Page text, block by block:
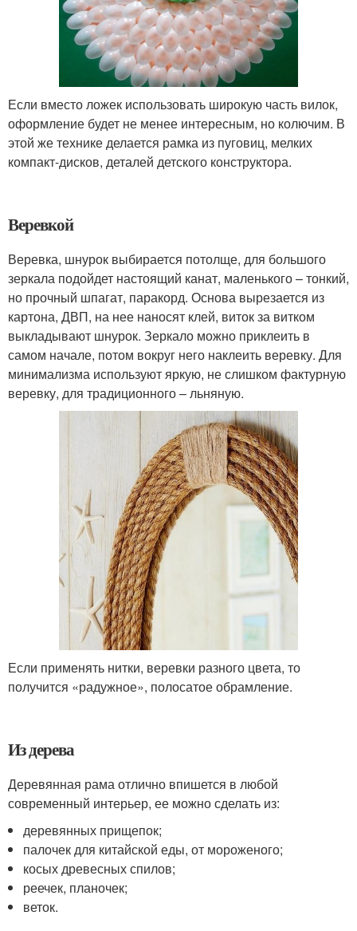
Если вместо ложек использовать широкую часть вилок,
оформление будет не менее интересным, но колючим. В
этой же технике делается рамка из пуговиц, мелких
компакт-дисков, деталей детского конструктора.
Веревкой
Веревка, шнурок выбирается потолще, для большого
зеркала подойдет настоящий канат, маленького – тонкий,
но прочный шпагат, паракорд. Основа вырезается из
картона, ДВП, на нее наносят клей, виток за витком
выкладывают шнурок. Зеркало можно приклеить в
самом начале, потом вокруг него наклеить веревку. Для
минимализма используют яркую, не слишком фактурную
веревку, для традиционного – льняную.
Если применять нитки, веревки разного цвета, то
получится «радужное», полосатое обрамление.
Из дерева
Деревянная рама отлично впишется в любой
современный интерьер, ее можно сделать из:
деревянных прищепок;
палочек для китайской еды, от мороженого;
косых древесных спилов;
реечек, планочек;
веток.